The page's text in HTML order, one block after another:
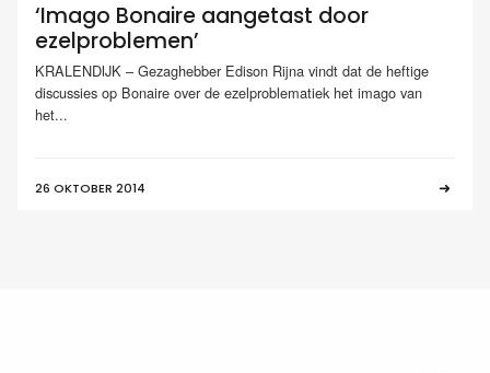
‘Imago Bonaire aangetast door
ezelproblemen’
KRALENDIJK – Gezaghebber Edison Rijna vindt dat de heftige
discussies op Bonaire over de ezelproblematiek het imago van
het...
26 OKTOBER 2014